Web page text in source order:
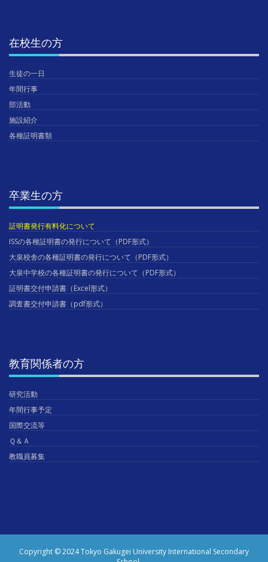
在校生の方
生徒の一日
年間行事
部活動
施設紹介
各種証明書類
卒業生の方
証明書発行有料化について
ISSの各種証明書の発行について（PDF形式）
大泉校舎の各種証明書の発行について（PDF形式）
大泉中学校の各種証明書の発行について（PDF形式）
証明書交付申請書（Excel形式）
調査書交付申請書（pdf形式）
教育関係者の方
研究活動
年間行事予定
国際交流等
Ｑ＆Ａ
教職員募集
Copyright © 2024 Tokyo Gakugei University International Secondary